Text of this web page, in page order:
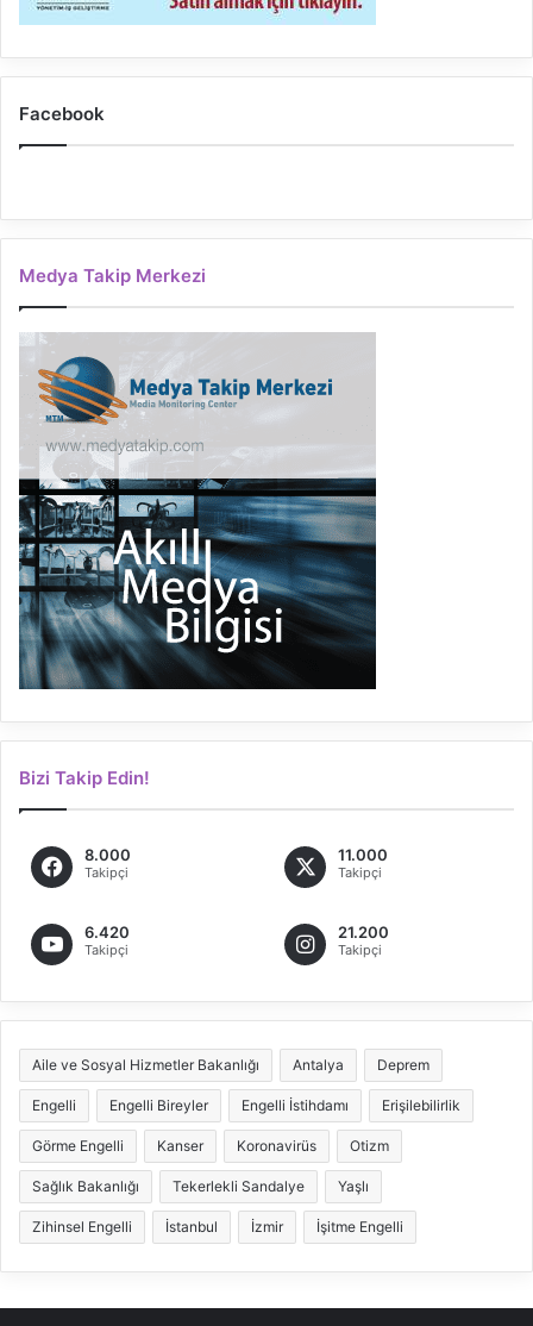
Facebook
Medya Takip Merkezi
Bizi Takip Edin!
8.000
Takipçi
11.000
Takipçi
6.420
Takipçi
21.200
Takipçi
Aile ve Sosyal Hizmetler Bakanlığı Antalya Deprem
Engelli Engelli Bireyler Engelli İstihdamı Erişilebilirlik
Görme Engelli Kanser Koronavirüs Otizm
Sağlık Bakanlığı Tekerlekli Sandalye Yaşlı
Zihinsel Engelli İstanbul İzmir İşitme Engelli